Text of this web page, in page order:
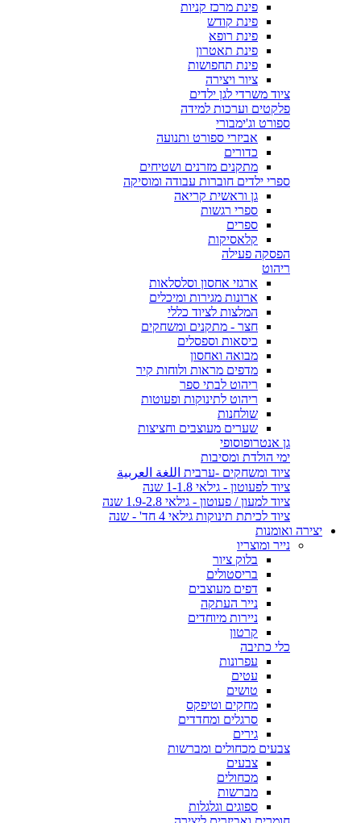
פינת מרכז קניות
פינת קודש
פינת רופא
פינת תאטרון
פינת תחפושות
ציור ויצירה
ציוד משרדי לגן ילדים
פלקטים וערכות למידה
ספורט וג'ימבורי
אביזרי ספורט ותנועה
כדורים
מתקנים מזרנים ושטיחים
ספרי ילדים חוברות עבודה ומוסיקה
גן וראשית קריאה
ספרי רגשות
ספרים
קלאסיקות
הפסקה פעילה
ריהוט
ארגזי אחסון וסלסלאות
ארונות מגירות ומיכלים
המלצות לציוד כללי
חצר - מתקנים ומשחקים
כיסאות וספסלים
מבואה ואחסון
מדפים מראות ולוחות קיר
ריהוט לבתי ספר
ריהוט לתינוקות ופעוטות
שולחנות
שערים מעוצבים וחציצות
גן אנטרופוסופי
ימי הולדת ומסיבות
ציוד ומשחקים -ערבית اللغة العربية
ציוד לפעוטון - גילאי 1-1.8 שנה
ציוד למעון / פעוטון - גילאי 1.9-2.8 שנה
ציוד לכיתת תינוקות גילאי 4 חד' - שנה
יצירה ואומנות
נייר ומוצריו
בלוק ציור
בריסטולים
דפים מעוצבים
נייר העתקה
ניירות מיוחדים
קרטון
כלי כתיבה
עפרונות
עטים
טושים
מחקים וטיפקס
סרגלים ומחדדים
גירים
צבעים מכחולים ומברשות
צבעים
מכחולים
מברשות
ספוגים וגלגלות